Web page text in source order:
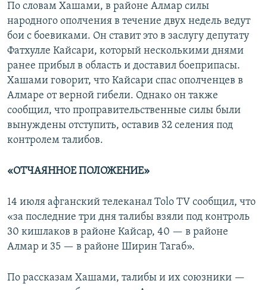
По словам Хашами, в районе Алмар силы
народного ополчения в течение двух недель ведут
бои с боевиками. Он ставит это в заслугу депутату
Фатхулле Кайсари, который несколькими днями
ранее прибыл в область и доставил боеприпасы.
Хашами говорит, что Кайсари спас ополченцев в
Алмаре от верной гибели. Однако он также
сообщил, что проправительственные силы были
вынуждены отступить, оставив 32 селения под
контролем талибов.
«ОТЧАЯННОЕ ПОЛОЖЕНИЕ»
14 июля афганский телеканал Tolo TV сообщил, что
«за последние три дня талибы взяли под контроль
30 кишлаков в районе Кайсар, 40 — в районе
Алмар и 35 — в районе Ширин Тагаб».
По рассказам Хашами, талибы и их союзники —